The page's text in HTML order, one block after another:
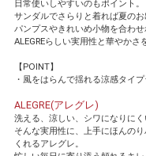
日常使いしやすいのもポイント。
サンダルでさらりと着れば夏のお
パンプスやきれいめ小物を合わ
ALEGREらしい実用性と華やかさ
【POINT】
・風をはらんで揺れる涼感タイ
ALEGRE(アレグレ)
洗える、涼しい、シワになりにく
そんな実用性に、上手にほんの
くれるアレグレ。